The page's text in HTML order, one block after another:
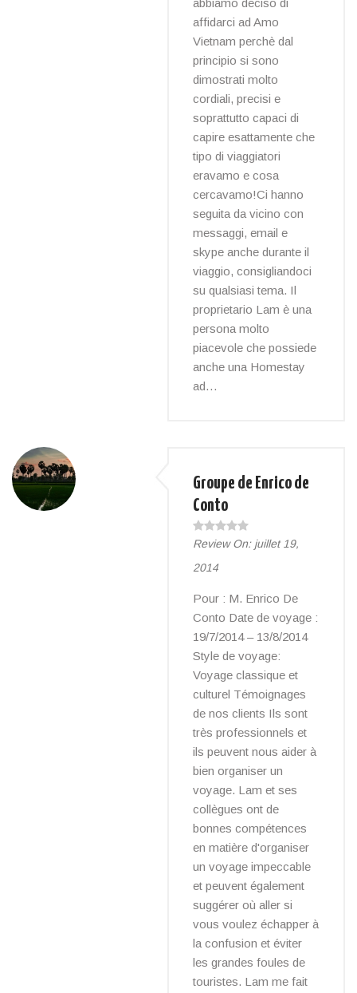
abbiamo deciso di
affidarci ad Amo
Vietnam perchè dal
principio si sono
dimostrati molto
cordiali, precisi e
soprattutto capaci di
capire esattamente che
tipo di viaggiatori
eravamo e cosa
cercavamo!Ci hanno
seguita da vicino con
messaggi, email e
skype anche durante il
viaggio, consigliandoci
su qualsiasi tema. Il
proprietario Lam è una
persona molto
piacevole che possiede
anche una Homestay
ad…
Groupe de Enrico de
Conto
Review On: juillet 19,
2014
Pour : M. Enrico De
Conto Date de voyage :
19/7/2014 – 13/8/2014
Style de voyage:
Voyage classique et
culturel Témoignages
de nos clients Ils sont
très professionnels et
ils peuvent nous aider à
bien organiser un
voyage. Lam et ses
collègues ont de
bonnes compétences
en matière d'organiser
un voyage impeccable
et peuvent également
suggérer où aller si
vous voulez échapper à
la confusion et éviter
les grandes foules de
touristes. Lam me fait